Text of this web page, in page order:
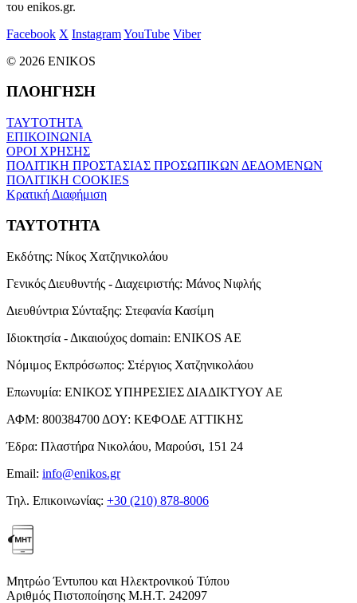
του enikos.gr.
Facebook X InstagramYouTube Viber
© 2026 ENIKOS
ΠΛΟΗΓΗΣΗ
ΤΑΥΤΟΤΗΤΑ
ΕΠΙΚΟΙΝΩΝΙΑ
ΟΡΟΙ ΧΡΗΣΗΣ
ΠΟΛΙΤΙΚΗ ΠΡΟΣΤΑΣΙΑΣ ΠΡΟΣΩΠΙΚΩΝ ΔΕΔΟΜΕΝΩΝ
ΠΟΛΙΤΙΚΗ COOKIES
Κρατική Διαφήμιση
ΤΑΥΤΟΤΗΤΑ
Εκδότης: Νίκος Χατζηνικολάου
Γενικός Διευθυντής - Διαχειριστής: Μάνος Νιφλής
Διευθύντρια Σύνταξης: Στεφανία Κασίμη
Ιδιοκτησία - Δικαιούχος domain: ENIKOS AE
Νόμιμος Εκπρόσωπος: Στέργιος Χατζηνικολάου
Επωνυμία: ΕΝΙΚΟΣ ΥΠΗΡΕΣΙΕΣ ΔΙΑΔΙΚΤΥΟΥ ΑΕ
ΑΦΜ: 800384700 ΔΟΥ: ΚΕΦΟΔΕ ΑΤΤΙΚΗΣ
Έδρα: Πλαστήρα Νικολάου, Μαρούσι, 151 24
Email: info@enikos.gr
Τηλ. Επικοινωνίας: +30 (210) 878-8006
Μητρώο Έντυπου και Ηλεκτρονικού Τύπου
Αριθμός Πιστοποίησης Μ.Η.Τ. 242097